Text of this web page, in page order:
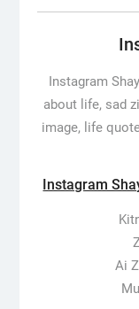
Instagram
about life, sad
image, life
Instagram
Ai